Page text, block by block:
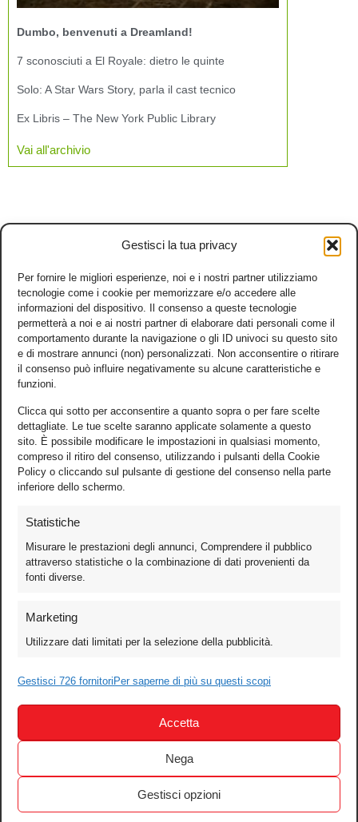
Gestisci la tua privacy
Per fornire le migliori esperienze, noi e i nostri partner utilizziamo
tecnologie come i cookie per memorizzare e/o accedere alle
informazioni del dispositivo. Il consenso a queste tecnologie
permetterà a noi e ai nostri partner di elaborare dati personali come il
comportamento durante la navigazione o gli ID univoci su questo sito
e di mostrare annunci (non) personalizzati. Non acconsentire o ritirare
il consenso può influire negativamente su alcune caratteristiche e
funzioni.
Clicca qui sotto per acconsentire a quanto sopra o per fare scelte
dettagliate. Le tue scelte saranno applicate solamente a questo
sito. È possibile modificare le impostazioni in qualsiasi momento,
compreso il ritiro del consenso, utilizzando i pulsanti della Cookie
Policy o cliccando sul pulsante di gestione del consenso nella parte
inferiore dello schermo.
Statistiche
Misurare le prestazioni degli annunci, Comprendere il pubblico
attraverso statistiche o la combinazione di dati provenienti da
fonti diverse.
Marketing
Utilizzare dati limitati per la selezione della pubblicità.
Gestisci 726 fornitori Per saperne di più su questi scopi
Accetta
Nega
Gestisci opzioni
Dumbo, benvenuti a Dreamland!
7 sconosciuti a El Royale: dietro le quinte
Solo: A Star Wars Story, parla il cast tecnico
Ex Libris – The New York Public Library
Vai all'archivio
Games
Test
Audio